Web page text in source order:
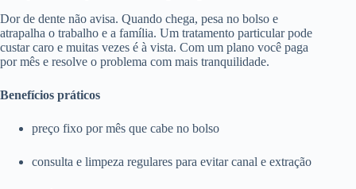
Dor de dente não avisa. Quando chega, pesa no bolso e
atrapalha o trabalho e a família. Um tratamento particular pode
custar caro e muitas vezes é à vista. Com um plano você paga
por mês e resolve o problema com mais tranquilidade.
Benefícios práticos
preço fixo por mês que cabe no bolso
consulta e limpeza regulares para evitar canal e extração